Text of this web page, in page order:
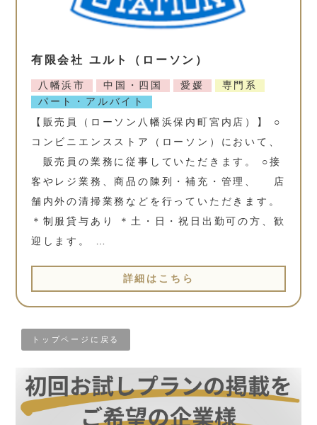
有限会社 ユルト（ローソン）
八幡浜市 中国・四国 愛媛
専門系
パート・アルバイト
【販売員（ローソン八幡浜保内町宮内店）】 ○
コンビニエンスストア（ローソン）において、
販売員の業務に従事していただきます。 ○接
客やレジ業務、商品の陳列・補充・管理、 店
舗内外の清掃業務などを行っていただきます。
＊制服貸与あり ＊土・日・祝日出勤可の方、歓
迎します。 …
詳細はこちら
トップページに戻る